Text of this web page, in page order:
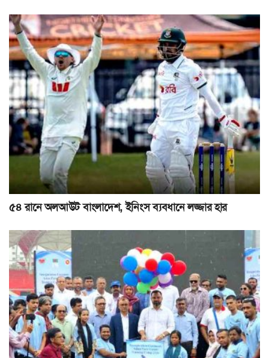
৫৪ রানে অলআউট বাংলাদেশ, ইনিংস ব্যবধানে লজ্জার হার